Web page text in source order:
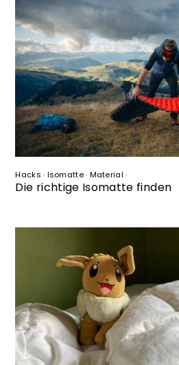
Hacks · Isomatte· Material ·
Die richtige Isomatte finden